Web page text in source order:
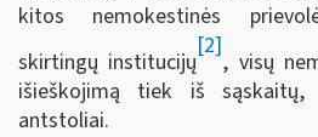
kitos nemokestinės
skirtingų institucijų
[2]
, visų
išieškojimą tiek iš
antstoliai.